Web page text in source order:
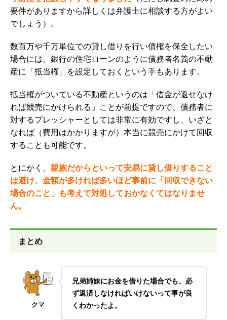
要件がありますから詳しくは弁護士に相談する方がよい
でしょう）。
数百万や千万単位での貸し借りを行い債権を保全したい
場合には、銀行の住宅ローンのように債務者名義の不動
産に「抵当権」を設定しておくという手もあります。
抵当権がついている不動産というのは「借金が返せなけ
れば競売にかけられる」ことが前提ですので、債務者に
対するプレッシャーとしては非常に有効ですし、いざと
なれば（費用はかかりますが）本当に競売にかけて回収
することも可能です。
とにかく、 親族だからといって安易に貸し借りすること
は避け、金額が多ければ多いほど事前に「回収できない
場合のこと」も考えて対処しておかなくてはなりませ
ん。
まとめ
クマ
兄弟姉妹にお金を借りた場合でも、必
ず返済しなければいけないって事が良
くわかったよ。